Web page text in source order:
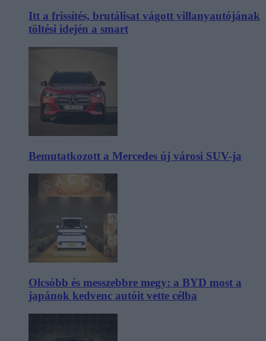
Itt a frissítés, brutálisat vágott villanyautójának
töltési idején a smart
Bemutatkozott a Mercedes új városi SUV-ja
Olcsóbb és messzebbre megy: a BYD most a
japánok kedvenc autóit vette célba